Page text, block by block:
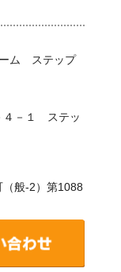
ム ステップ
４－１ ステッ
般-2）第1088